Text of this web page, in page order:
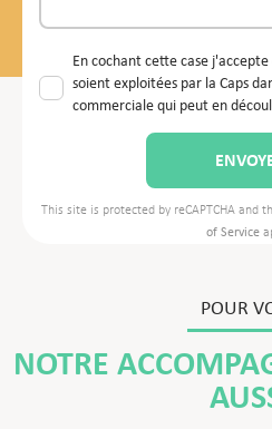
En cochant cette case
soient exploitées par la Caps
commerciale qui peut en
This site is protected by reCAPTCHA and
of Service
POUR
NOTRE